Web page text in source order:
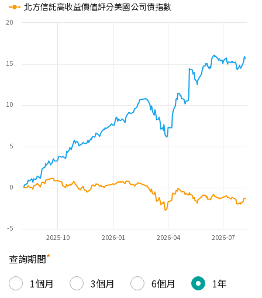
北方信託高收益價值評分美國公司債指數
2025-10 2026-01 2026-04 2026-07
-5
0
5
10
15
20
查詢期間*
1個月
3個月 6個月
1年